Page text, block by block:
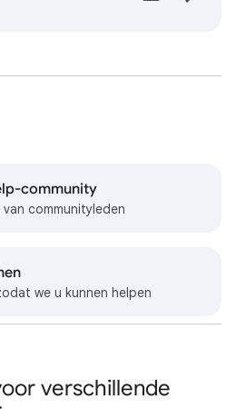
community
communityleden
we u kunnen helpen
verschillende